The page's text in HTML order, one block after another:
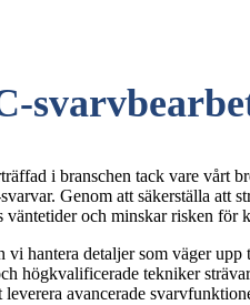
i branschen tack vare vårt
Genom att säkerställa att
och minskar risken för
hantera detaljer som väger
högkvalificerade tekniker
avancerade